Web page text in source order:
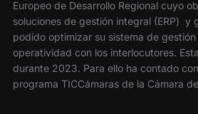
Europeo de Desarrollo Regional cuyo
soluciones de gestión integral (ERP) y
podido optimizar su sistema de
operatividad con los interlocutores.
durante 2023. Para ello ha contado
programa TICCámaras de la Cámara